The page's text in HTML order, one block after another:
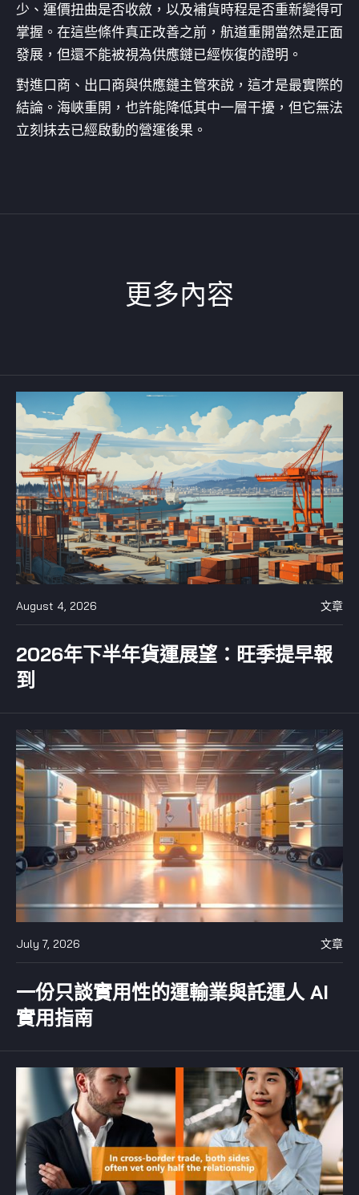
少、運價扭曲是否收斂，以及補貨時程是否重新變得可
掌握。在這些條件真正改善之前，航道重開當然是正面
發展，但還不能被視為供應鏈已經恢復的證明。
對進口商、出口商與供應鏈主管來說，這才是最實際的
結論。海峽重開，也許能降低其中一層干擾，但它無法
立刻抹去已經啟動的營運後果。
更多內容
August 4, 2026 文章
2026年下半年貨運展望：旺季提早報
到
July 7, 2026 文章
一份只談實用性的運輸業與託運人 AI
實用指南